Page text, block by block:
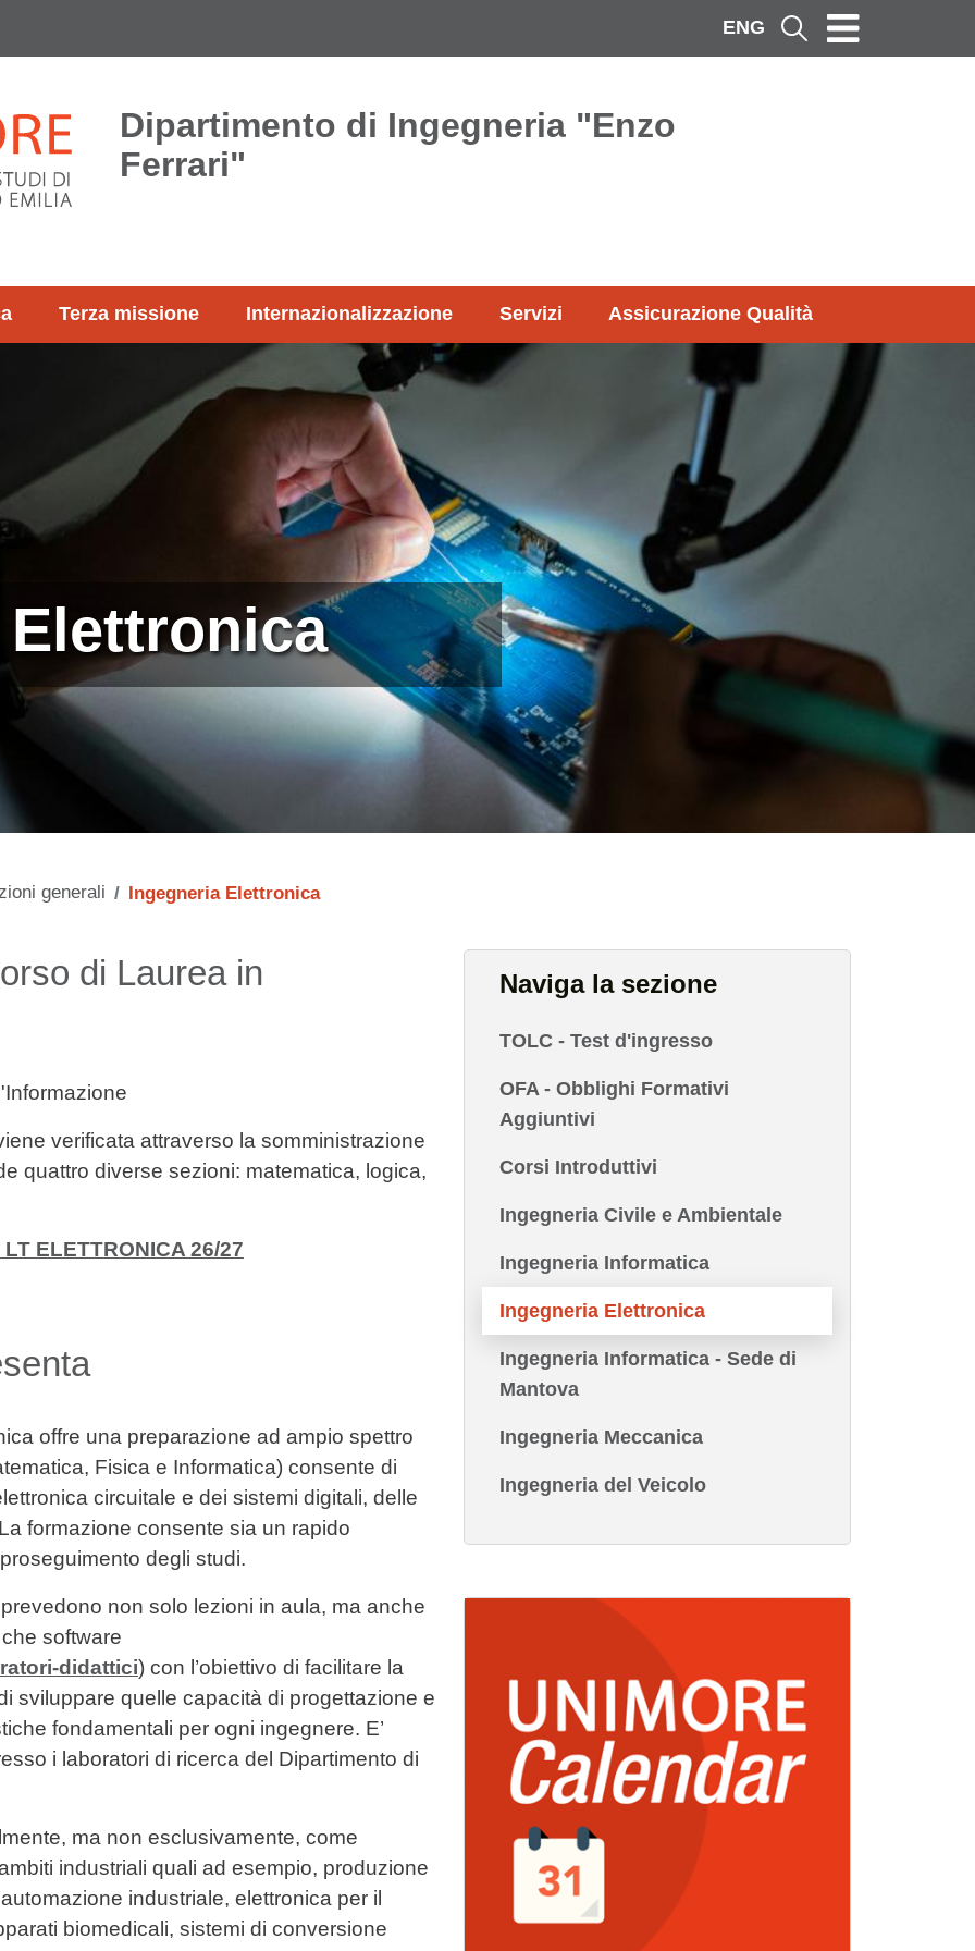
ENG Cerca
Dipartimento di Ingegneria "Enzo
Ferrari"
Terza missione Internazionalizzazione Servizi
Assicurazione Qualità
generali Ingegneria Elettronica
di Laurea in
verificata attraverso la somministrazione
quattro diverse sezioni: matematica, logica,
ELETTRONICA 26/27
offre una preparazione ad ampio spettro
Fisica e Informatica) consente di
circuitale e dei sistemi digitali, delle
formazione consente sia un rapido
degli studi.
non solo lezioni in aula, ma anche
software
didattici) con l’obiettivo di facilitare la
sviluppare quelle capacità di progettazione e
fondamentali per ogni ingegnere. E’
i laboratori di ricerca del Dipartimento di
ma non esclusivamente, come
industriali quali ad esempio, produzione
industriale, elettronica per il
biomedicali, sistemi di conversione
Naviga la sezione
TOLC - Test d'ingresso
OFA - Obblighi Formativi
Aggiuntivi
Corsi Introduttivi
Ingegneria Civile e Ambientale
Ingegneria Informatica
Ingegneria Elettronica
Ingegneria Informatica - Sede di
Mantova
Ingegneria Meccanica
Ingegneria del Veicolo